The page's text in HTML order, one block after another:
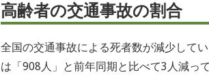
高齢者の交通事故の割合
全国の交通事故による死者数が減少して
は「908人」と前年同期と比べて3人減って